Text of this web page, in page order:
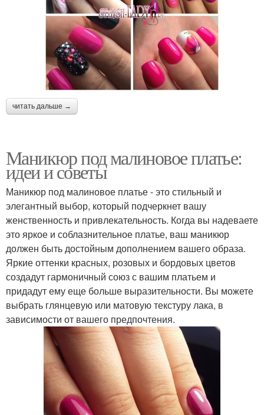
читать дальше →
Маникюр под малиновое платье:
идеи и советы
Маникюр под малиновое платье - это стильный и
элегантный выбор, который подчеркнет вашу
женственность и привлекательность. Когда вы надеваете
это яркое и соблазнительное платье, ваш маникюр
должен быть достойным дополнением вашего образа.
Яркие оттенки красных, розовых и бордовых цветов
создадут гармоничный союз с вашим платьем и
придадут ему еще больше выразительности. Вы можете
выбрать глянцевую или матовую текстуру лака, в
зависимости от вашего предпочтения.